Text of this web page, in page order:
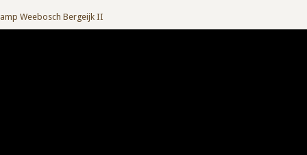
Weebosch Bergeijk II